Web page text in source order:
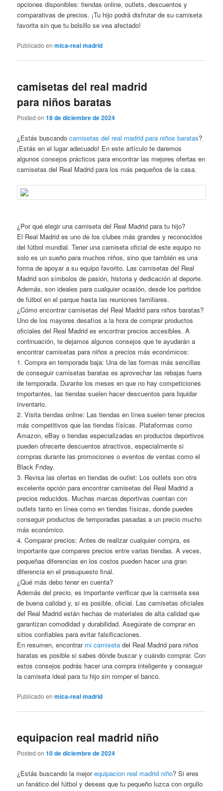
opciones disponibles: tiendas online, outlets, descuentos y
comparativas de precios. ¡Tu hijo podrá disfrutar de su camiseta
favorita sin que tu bolsillo se vea afectado!
Publicado en mica-real madrid
camisetas del real madrid
para niños baratas
Posted on18 de diciembre de 2024
¿Estás buscandocamisetas del real madrid para niños baratas?
¡Estás en el lugar adecuado! En este artículo te daremos
algunos consejos prácticos para encontrar las mejores ofertas en
camisetas del Real Madrid para los más pequeños de la casa.
¿Por qué elegir una camiseta del Real Madrid para tu hijo?
El Real Madrid es uno de los clubes más grandes y reconocidos
del fútbol mundial. Tener una camiseta oficial de este equipo no
solo es un sueño para muchos niños, sino que también es una
forma de apoyar a su equipo favorito. Las camisetas del Real
Madrid son símbolos de pasión, historia y dedicación al deporte.
Además, son ideales para cualquier ocasión, desde los partidos
de fútbol en el parque hasta las reuniones familiares.
¿Cómo encontrar camisetas del Real Madrid para niños baratas?
Uno de los mayores desafíos a la hora de comprar productos
oficiales del Real Madrid es encontrar precios accesibles. A
continuación, te dejamos algunos consejos que te ayudarán a
encontrar camisetas para niños a precios más económicos:
1. Compra en temporada baja: Una de las formas más sencillas
de conseguir camisetas baratas es aprovechar las rebajas fuera
de temporada. Durante los meses en que no hay competiciones
importantes, las tiendas suelen hacer descuentos para liquidar
inventario.
2. Visita tiendas online: Las tiendas en línea suelen tener precios
más competitivos que las tiendas físicas. Plataformas como
Amazon, eBay o tiendas especializadas en productos deportivos
pueden ofrecerte descuentos atractivos, especialmente si
compras durante las promociones o eventos de ventas como el
Black Friday.
3. Revisa las ofertas en tiendas de outlet: Los outlets son otra
excelente opción para encontrar camisetas del Real Madrid a
precios reducidos. Muchas marcas deportivas cuentan con
outlets tanto en línea como en tiendas físicas, donde puedes
conseguir productos de temporadas pasadas a un precio mucho
más económico.
4. Comparar precios: Antes de realizar cualquier compra, es
importante que compares precios entre varias tiendas. A veces,
pequeñas diferencias en los costos pueden hacer una gran
diferencia en el presupuesto final.
¿Qué más debo tener en cuenta?
Además del precio, es importante verificar que la camiseta sea
de buena calidad y, si es posible, oficial. Las camisetas oficiales
del Real Madrid están hechas de materiales de alta calidad que
garantizan comodidad y durabilidad. Asegúrate de comprar en
sitios confiables para evitar falsificaciones.
En resumen, encontrar mi camiseta del Real Madrid para niños
baratas es posible si sabes dónde buscar y cuándo comprar. Con
estos consejos podrás hacer una compra inteligente y conseguir
la camiseta ideal para tu hijo sin romper el banco.
Publicado en mica-real madrid
equipacion real madrid niño
Posted on10 de diciembre de 2024
¿Estás buscando la mejorequipacion real madrid niño? Si eres
un fanático del fútbol y deseas que tu pequeño luzca con orgullo